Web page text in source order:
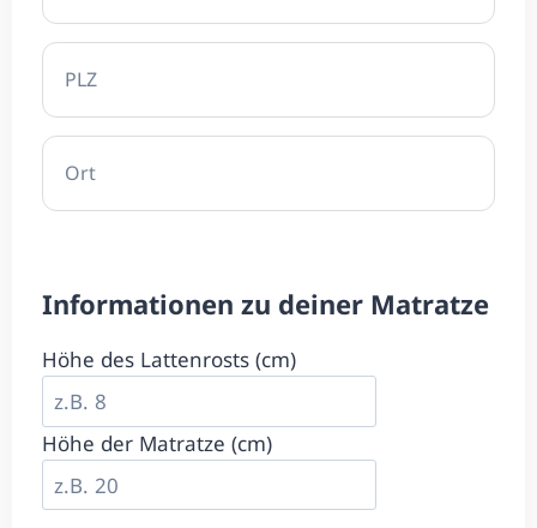
Infor­ma­tionen zu deiner Matratze
Höhe des Latten­rosts (cm)
Höhe der Matratze (cm)